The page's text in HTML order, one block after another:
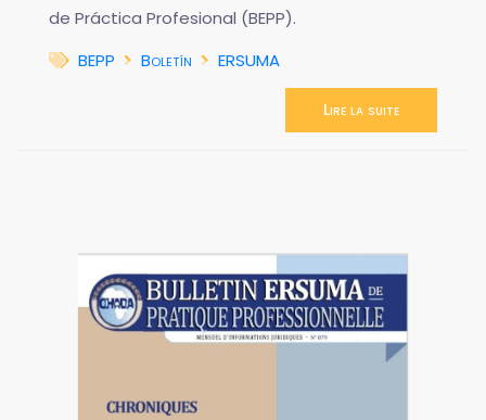
de Práctica Profesional (BEPP).
BEPP
Boletín ERSUMA
Lire la suite